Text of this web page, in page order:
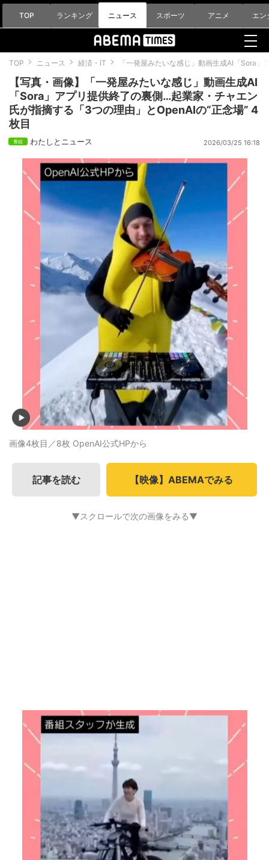
TOP ランキング ニュース スポーツ アニメ エン
TOP ニュース 経済・IT 「一発屋みたいな感じ」動画生成AI「Sora
【写真・画像】「一発屋みたいな感じ」動画生成AI
「Sora」アプリ提供終了の裏側…起業家・チャエン
氏が指摘する「3つの理由」とOpenAIの“正念場” 4
枚目
わたしとニュース 2026/03/25 16:18
画像4枚目／8枚 OpenAI公式HPから
記事を読む 【映像】ABEMAでみる
▼スクロールで次の画像をみる▼